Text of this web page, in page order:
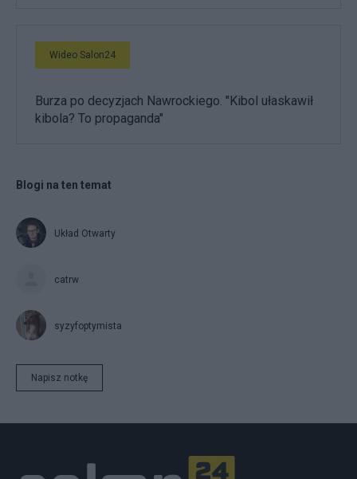
Wideo Salon24
Burza po decyzjach Nawrockiego. "Kibol ułaskawił
kibola? To propaganda"
Blogi na ten temat
Układ Otwarty
catrw
syzyfoptymista
Napisz notkę